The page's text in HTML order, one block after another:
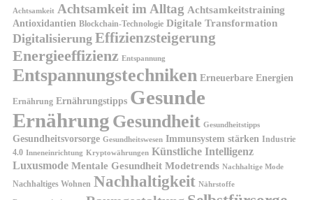
Achtsamkeit Achtsamkeit im Alltag Achtsamkeitstraining
Antioxidantien Blockchain-Technologie Digitale Transformation
Digitalisierung Effizienzsteigerung
Energieeffizienz Entspannung
Entspannungstechniken Erneuerbare Energien
Ernährung Ernährungstipps Gesunde
Ernährung Gesundheit Gesundheitstipps
Gesundheitsvorsorge Gesundheitswesen Immunsystem stärken Industrie
4.0 Inneneinrichtung Kryptowährungen Künstliche Intelligenz
Luxusmode Mentale Gesundheit Modetrends Nachhaltige Mode
Nachhaltiges Wohnen Nachhaltigkeit Nährstoffe